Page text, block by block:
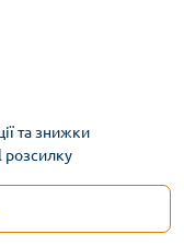
та знижки
розсилку